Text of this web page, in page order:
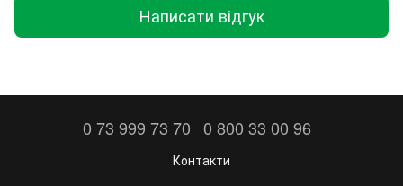
Написати відгук
0 73 999 73 70 0 800 33 00 96
Контакти